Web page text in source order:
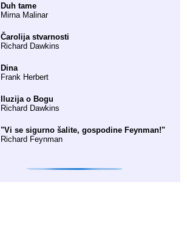
Duh tame
Mirna Malinar
Čarolija stvarnosti
Richard Dawkins
Dina
Frank Herbert
Iluzija o Bogu
Richard Dawkins
"Vi se sigurno šalite, gospodine Feynman!"
Richard Feynman